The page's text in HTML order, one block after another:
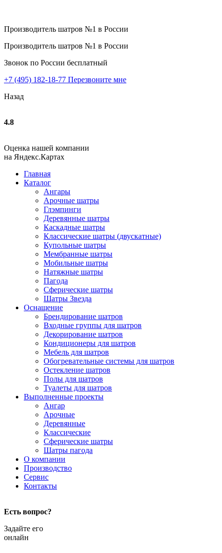
Производитель шатров №1 в России
Производитель шатров №1 в России
Звонок по России бесплатный
+7 (495) 182-18-77 Перезвоните мне
Назад
4.8
Оценка нашей компании
на Яндекс.Картах
Главная
Каталог
Ангары
Арочные шатры
Глэмпинги
Деревянные шатры
Каскадные шатры
Классические шатры (двускатные)
Купольные шатры
Мембранные шатры
Мобильные шатры
Натяжные шатры
Пагода
Сферические шатры
Шатры Звезда
Оснащение
Брендирование шатров
Входные группы для шатров
Декорирование шатров
Кондиционеры для шатров
Мебель для шатров
Обогревательные системы для шатров
Остекление шатров
Полы для шатров
Туалеты для шатров
Выполненные проекты
Ангар
Арочные
Деревянные
Классические
Сферические шатры
Шатры пагода
О компании
Производство
Сервис
Контакты
Есть вопрос?
Задайте его
онлайн